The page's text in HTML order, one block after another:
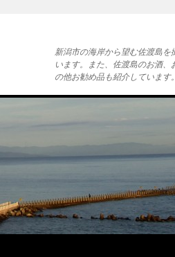
新潟市の海岸から望む佐渡島を
います。また、佐渡島のお酒、
の他お勧め品も紹介しています。